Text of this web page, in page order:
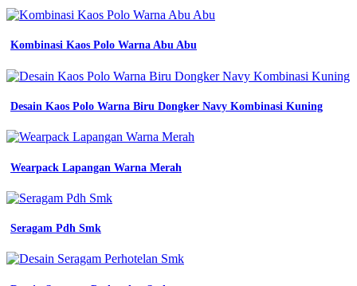
Kombinasi Kaos Polo Warna Abu Abu
Desain Kaos Polo Warna Biru Dongker Navy Kombinasi Kuning
Wearpack Lapangan Warna Merah
Seragam Pdh Smk